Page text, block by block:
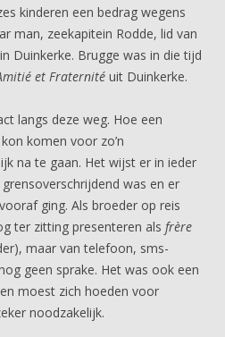
kinderen een bedrag wegens
man, zeekapitein Rodde, lid van
in Duinkerke. Brugge was in die tijd
et Fraternité uit Duinkerke.
langs deze weg. Hoe een
komen voor zo’n
na te gaan. Het wijst er in ieder
was en er
ging. Als broeder op reis
ter zitting presenteren als frère
maar van telefoon, sms-
geen sprake. Het was ook een
moest zich hoeden voor
noodzakelijk.